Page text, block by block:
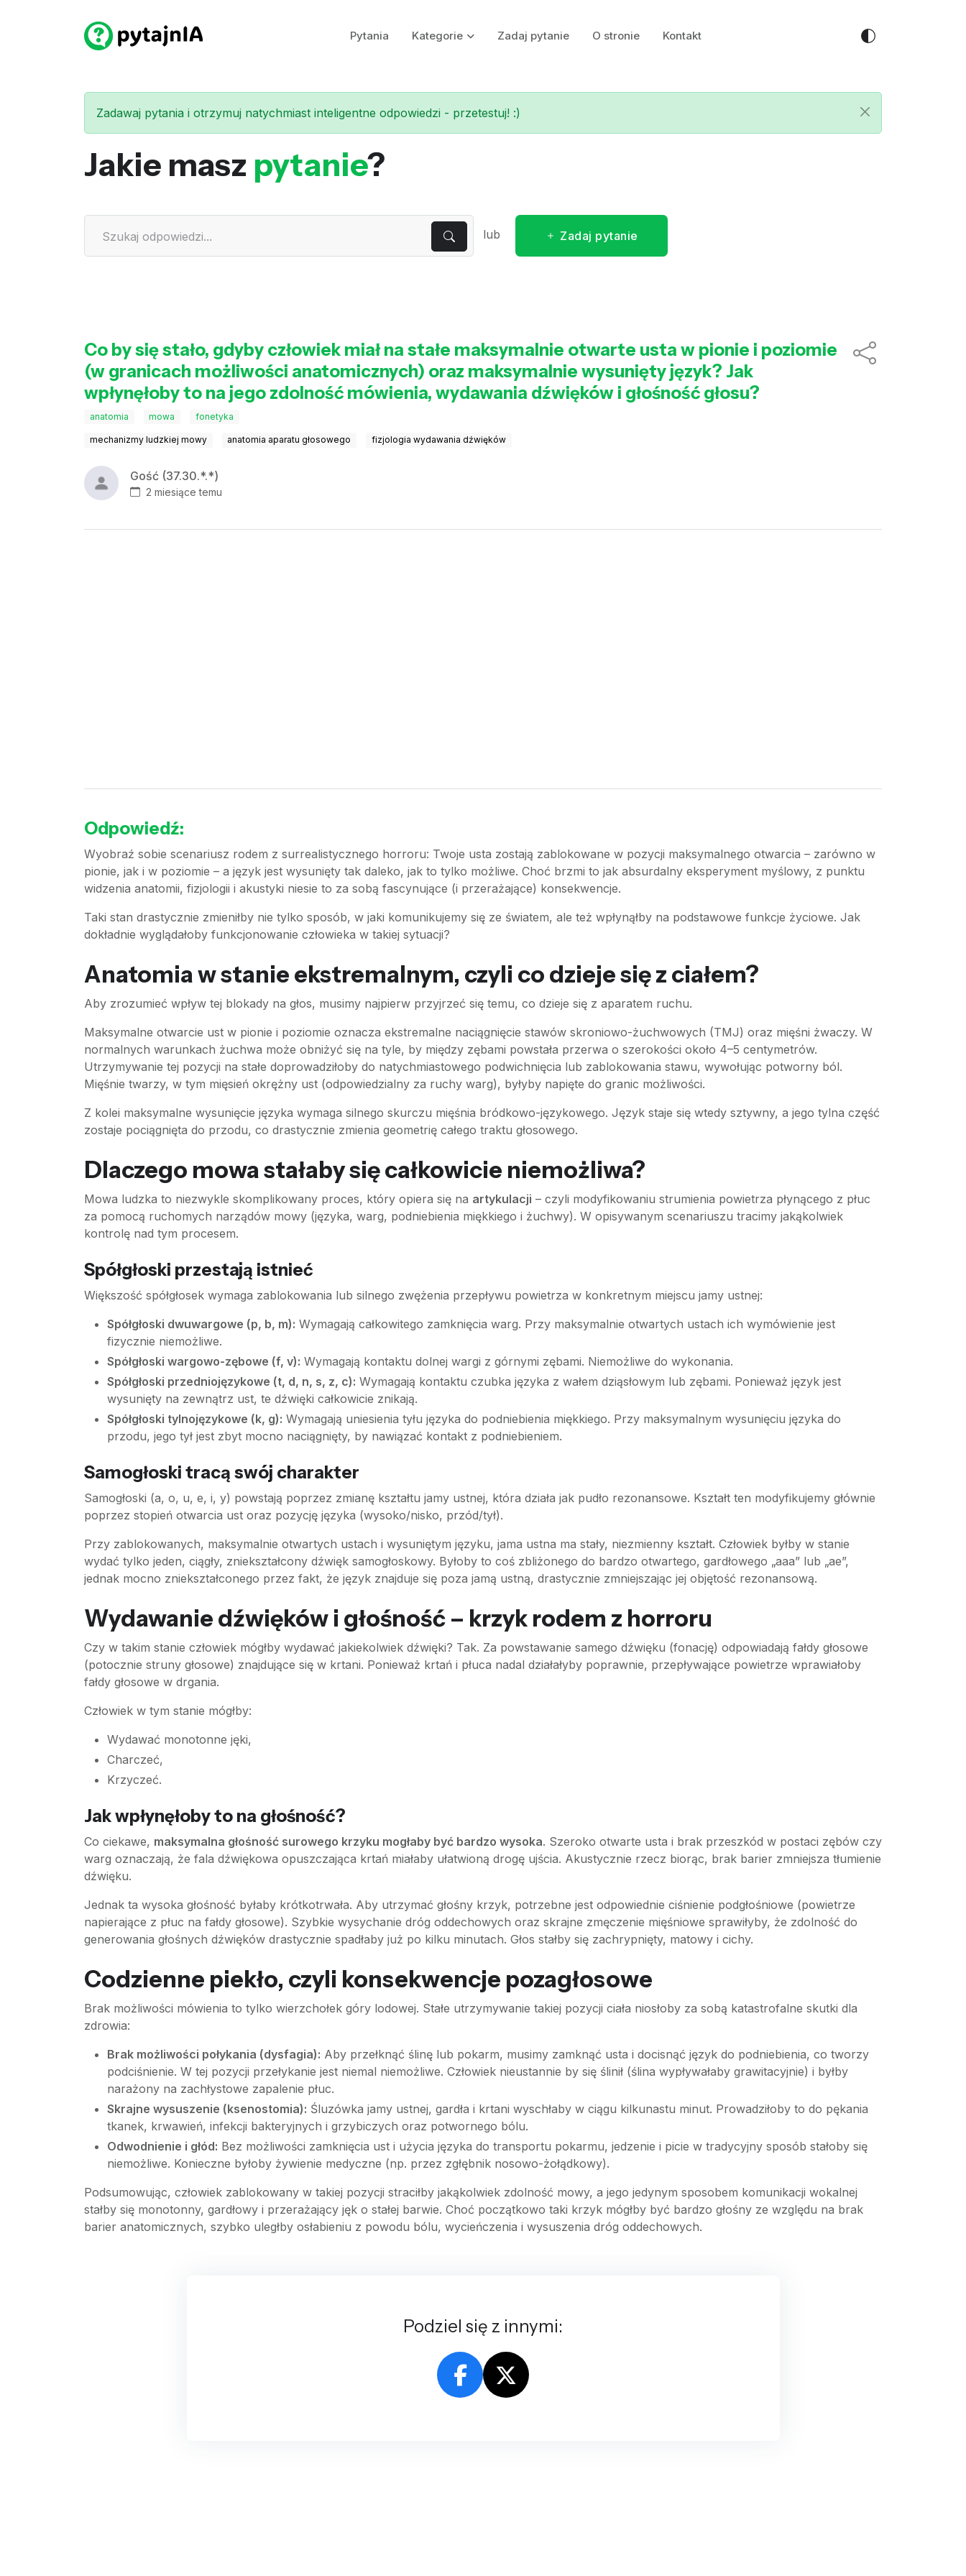
Pytania Kategorie Zadaj pytanie O stronie Kontakt
Zadawaj pytania i otrzymuj natychmiast inteligentne odpowiedzi - przetestuj! :)
Jakie masz pytanie?
lub Zadaj pytanie
Co by się stało, gdyby człowiek miał na stałe maksymalnie otwarte usta w pionie i poziomie
(w granicach możliwości anatomicznych) oraz maksymalnie wysunięty język? Jak
wpłynęłoby to na jego zdolność mówienia, wydawania dźwięków i głośność głosu?
anatomia mowa fonetyka
mechanizmy ludzkiej mowy anatomia aparatu głosowego fizjologia wydawania dźwięków
Gość (37.30.*.*)
2 miesiące temu
Odpowiedź:
Wyobraź sobie scenariusz rodem z surrealistycznego horroru: Twoje usta zostają zablokowane w pozycji maksymalnego otwarcia – zarówno w
pionie, jak i w poziomie – a język jest wysunięty tak daleko, jak to tylko możliwe. Choć brzmi to jak absurdalny eksperyment myślowy, z punktu
widzenia anatomii, fizjologii i akustyki niesie to za sobą fascynujące (i przerażające) konsekwencje.
Taki stan drastycznie zmieniłby nie tylko sposób, w jaki komunikujemy się ze światem, ale też wpłynąłby na podstawowe funkcje życiowe. Jak
dokładnie wyglądałoby funkcjonowanie człowieka w takiej sytuacji?
Anatomia w stanie ekstremalnym, czyli co dzieje się z ciałem?
Aby zrozumieć wpływ tej blokady na głos, musimy najpierw przyjrzeć się temu, co dzieje się z aparatem ruchu.
Maksymalne otwarcie ust w pionie i poziomie oznacza ekstremalne naciągnięcie stawów skroniowo-żuchwowych (TMJ) oraz mięśni żwaczy. W
normalnych warunkach żuchwa może obniżyć się na tyle, by między zębami powstała przerwa o szerokości około 4–5 centymetrów.
Utrzymywanie tej pozycji na stałe doprowadziłoby do natychmiastowego podwichnięcia lub zablokowania stawu, wywołując potworny ból.
Mięśnie twarzy, w tym mięsień okrężny ust (odpowiedzialny za ruchy warg), byłyby napięte do granic możliwości.
Z kolei maksymalne wysunięcie języka wymaga silnego skurczu mięśnia bródkowo-językowego. Język staje się wtedy sztywny, a jego tylna część
zostaje pociągnięta do przodu, co drastycznie zmienia geometrię całego traktu głosowego.
Dlaczego mowa stałaby się całkowicie niemożliwa?
Mowa ludzka to niezwykle skomplikowany proces, który opiera się na artykulacji – czyli modyfikowaniu strumienia powietrza płynącego z płuc
za pomocą ruchomych narządów mowy (języka, warg, podniebienia miękkiego i żuchwy). W opisywanym scenariuszu tracimy jakąkolwiek
kontrolę nad tym procesem.
Spółgłoski przestają istnieć
Większość spółgłosek wymaga zablokowania lub silnego zwężenia przepływu powietrza w konkretnym miejscu jamy ustnej:
Spółgłoski dwuwargowe (p, b, m): Wymagają całkowitego zamknięcia warg. Przy maksymalnie otwartych ustach ich wymówienie jest
fizycznie niemożliwe.
Spółgłoski wargowo-zębowe (f, v): Wymagają kontaktu dolnej wargi z górnymi zębami. Niemożliwe do wykonania.
Spółgłoski przedniojęzykowe (t, d, n, s, z, c): Wymagają kontaktu czubka języka z wałem dziąsłowym lub zębami. Ponieważ język jest
wysunięty na zewnątrz ust, te dźwięki całkowicie znikają.
Spółgłoski tylnojęzykowe (k, g): Wymagają uniesienia tyłu języka do podniebienia miękkiego. Przy maksymalnym wysunięciu języka do
przodu, jego tył jest zbyt mocno naciągnięty, by nawiązać kontakt z podniebieniem.
Samogłoski tracą swój charakter
Samogłoski (a, o, u, e, i, y) powstają poprzez zmianę kształtu jamy ustnej, która działa jak pudło rezonansowe. Kształt ten modyfikujemy głównie
poprzez stopień otwarcia ust oraz pozycję języka (wysoko/nisko, przód/tył).
Przy zablokowanych, maksymalnie otwartych ustach i wysuniętym języku, jama ustna ma stały, niezmienny kształt. Człowiek byłby w stanie
wydać tylko jeden, ciągły, zniekształcony dźwięk samogłoskowy. Byłoby to coś zbliżonego do bardzo otwartego, gardłowego „aaa” lub „ae”,
jednak mocno zniekształconego przez fakt, że język znajduje się poza jamą ustną, drastycznie zmniejszając jej objętość rezonansową.
Wydawanie dźwięków i głośność – krzyk rodem z horroru
Czy w takim stanie człowiek mógłby wydawać jakiekolwiek dźwięki? Tak. Za powstawanie samego dźwięku (fonację) odpowiadają fałdy głosowe
(potocznie struny głosowe) znajdujące się w krtani. Ponieważ krtań i płuca nadal działałyby poprawnie, przepływające powietrze wprawiałoby
fałdy głosowe w drgania.
Człowiek w tym stanie mógłby:
Wydawać monotonne jęki,
Charczeć,
Krzyczeć.
Jak wpłynęłoby to na głośność?
Co ciekawe, maksymalna głośność surowego krzyku mogłaby być bardzo wysoka. Szeroko otwarte usta i brak przeszkód w postaci zębów czy
warg oznaczają, że fala dźwiękowa opuszczająca krtań miałaby ułatwioną drogę ujścia. Akustycznie rzecz biorąc, brak barier zmniejsza tłumienie
dźwięku.
Jednak ta wysoka głośność byłaby krótkotrwała. Aby utrzymać głośny krzyk, potrzebne jest odpowiednie ciśnienie podgłośniowe (powietrze
napierające z płuc na fałdy głosowe). Szybkie wysychanie dróg oddechowych oraz skrajne zmęczenie mięśniowe sprawiłyby, że zdolność do
generowania głośnych dźwięków drastycznie spadłaby już po kilku minutach. Głos stałby się zachrypnięty, matowy i cichy.
Codzienne piekło, czyli konsekwencje pozagłosowe
Brak możliwości mówienia to tylko wierzchołek góry lodowej. Stałe utrzymywanie takiej pozycji ciała niosłoby za sobą katastrofalne skutki dla
zdrowia:
Brak możliwości połykania (dysfagia): Aby przełknąć ślinę lub pokarm, musimy zamknąć usta i docisnąć język do podniebienia, co tworzy
podciśnienie. W tej pozycji przełykanie jest niemal niemożliwe. Człowiek nieustannie by się ślinił (ślina wypływałaby grawitacyjnie) i byłby
narażony na zachłystowe zapalenie płuc.
Skrajne wysuszenie (ksenostomia): Śluzówka jamy ustnej, gardła i krtani wyschłaby w ciągu kilkunastu minut. Prowadziłoby to do pękania
tkanek, krwawień, infekcji bakteryjnych i grzybiczych oraz potwornego bólu.
Odwodnienie i głód: Bez możliwości zamknięcia ust i użycia języka do transportu pokarmu, jedzenie i picie w tradycyjny sposób stałoby się
niemożliwe. Konieczne byłoby żywienie medyczne (np. przez zgłębnik nosowo-żołądkowy).
Podsumowując, człowiek zablokowany w takiej pozycji straciłby jakąkolwiek zdolność mowy, a jego jedynym sposobem komunikacji wokalnej
stałby się monotonny, gardłowy i przerażający jęk o stałej barwie. Choć początkowo taki krzyk mógłby być bardzo głośny ze względu na brak
barier anatomicznych, szybko uległby osłabieniu z powodu bólu, wycieńczenia i wysuszenia dróg oddechowych.
Podziel się z innymi: